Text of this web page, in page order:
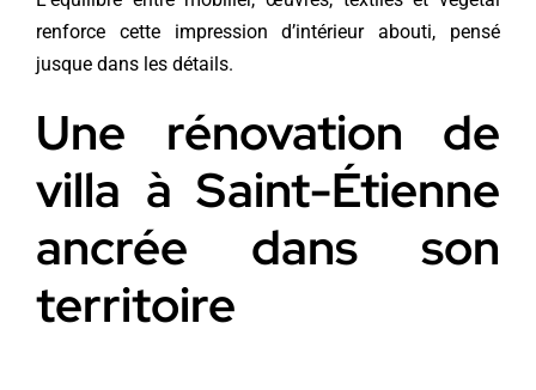
renforce cette impression d’intérieur abouti, pensé
jusque dans les détails.
Une rénovation de
villa à Saint-Étienne
ancrée dans son
territoire